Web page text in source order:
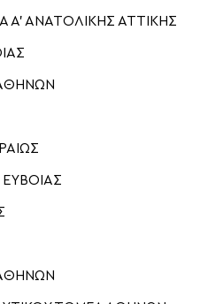
ΑΝΑΤΟΛΙΚΗΣ ΑΤΤΙΚΗΣ